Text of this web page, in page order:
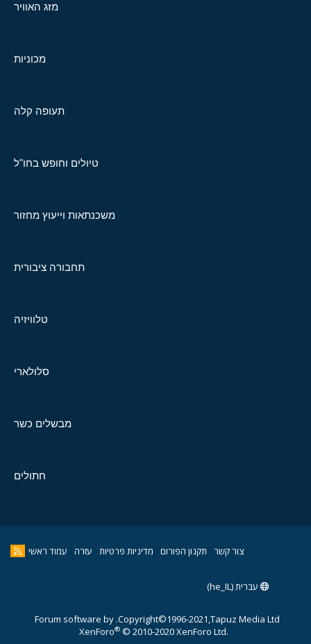
מזג האוויר
מכוניות
תעופה קלה
טיולים וחופש בחו"ל
משכנתאות וייעוץ מחזור
תחבורה ציבורית
טלוויזיה
סלולארי
מבשלים כשר
חתולים
צור קשר תקנון הפורום מדיניות פרטיות עזרה עמוד ראשי
עברית (he_IL)
Copyright©1996-2021,Tapuz Media Ltd.
Forum software by
XenForo® © 2010-2020 XenForo Ltd.